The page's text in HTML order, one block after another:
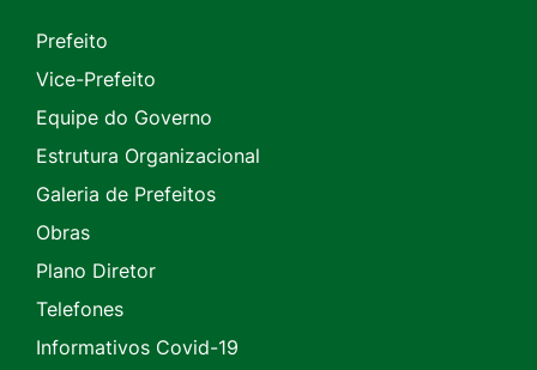
Prefeito
Vice-Prefeito
Equipe do Governo
Estrutura Organizacional
Galeria de Prefeitos
Obras
Plano Diretor
Telefones
Informativos Covid-19